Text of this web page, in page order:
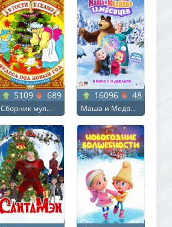
5109 689
Сборник мул...
16096 48
Маша и Медв...